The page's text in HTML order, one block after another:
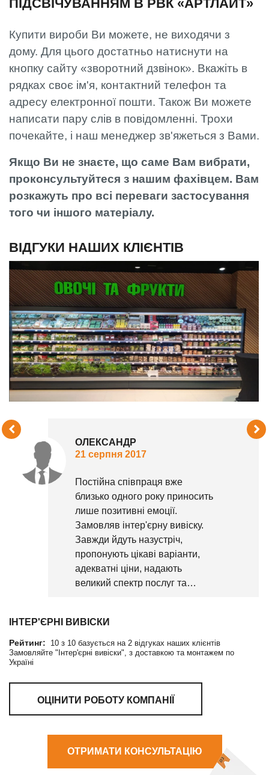
ПІДСВІЧУВАННЯМ В РВК «АРТЛАЙТ»
Купити вироби Ви можете, не виходячи з
дому. Для цього достатньо натиснути на
кнопку сайту «зворотний дзвінок». Вкажіть в
рядках своє ім'я, контактний телефон та
адресу електронної пошти. Також Ви можете
написати пару слів в повідомленні. Трохи
почекайте, і наш менеджер зв'яжеться з Вами.
Якщо Ви не знаєте, що саме Вам вибрати,
проконсультуйтеся з нашим фахівцем. Вам
розкажуть про всі переваги застосування
того чи іншого матеріалу.
ВІДГУКИ НАШИХ КЛІЄНТІВ
ОЛЕКСАНДР
21 серпня 2017
Постійна співпраця вже
близько одного року приносить
лише позитивні емоції.
Замовляв інтер'єрну вивіску.
Завжди йдуть назустріч,
пропонують цікаві варіанти,
адекватні ціни, надають
великий спектр послуг та
ІНТЕР'ЄРНІ ВИВІСКИ
Рейтинг: 10 з 10 базується на 2 відгуках наших клієнтів
Замовляйте "Інтер'єрні вивіски", з доставкою та монтажем по
Україні
ОЦІНИТИ РОБОТУ КОМПАНІЇ
ОТРИМАТИ КОНСУЛЬТАЦІЮ